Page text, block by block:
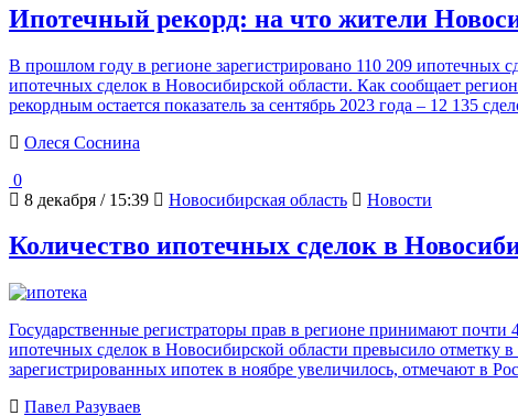
Ипотечный рекорд: на что жители
В прошлом году в регионе зарегистрировано 110 209 ипотечных
ипотечных сделок в Новосибирской области. Как сообщает
рекордным остается показатель за сентябрь 2023 года – 12 135
Олеся Соснина
0
8 декабря / 15:39
Новосибирская область Новости
Количество ипотечных сделок в
Государственные регистраторы прав в регионе принимают
ипотечных сделок в Новосибирской области превысило отметку
зарегистрированных ипотек в ноябре увеличилось, отмечают в
Павел Разуваев